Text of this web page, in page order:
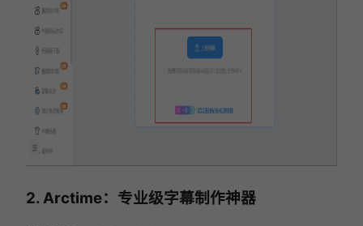
2. Arctime：专业级字幕制作神器